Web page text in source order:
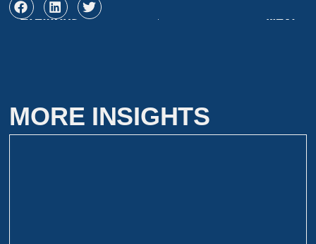
Previous Next
MORE INSIGHTS